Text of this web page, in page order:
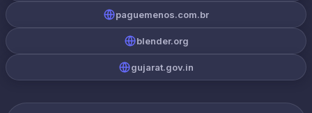
paguemenos.com.br
blender.org
gujarat.gov.in